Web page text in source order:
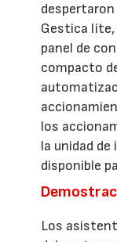
Gestica
panel de
compacto
los
la unidad
disponible
Los